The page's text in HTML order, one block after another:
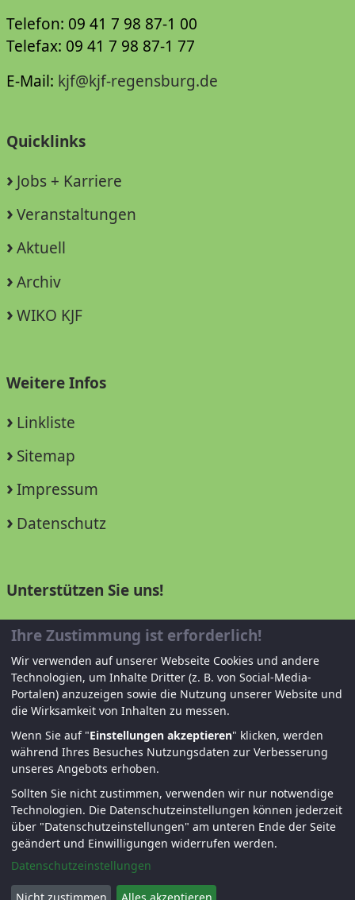
Telefon: 09 41 7 98 87-1 00
Telefax: 09 41 7 98 87-1 77
E-Mail: kjf@kjf-regensburg.de
Quicklinks
Jobs + Karriere
Veranstaltungen
Aktuell
Archiv
WIKO KJF
Weitere Infos
Linkliste
Sitemap
Impressum
Datenschutz
Unterstützen Sie uns!
Mitglied werden
Spenden und helfen
© KJF Regensburg – Alle Rechte vorbehalten. |
Fernwartung|Anmelden
Ihre Zustimmung ist erforderlich!
Wir verwenden auf unserer Webseite Cookies und andere
Technologien, um Inhalte Dritter (z. B. von Social-Media-
Portalen) anzuzeigen sowie die Nutzung unserer Website und
die Wirksamkeit von Inhalten zu messen.
Wenn Sie auf "Einstellungen akzeptieren" klicken, werden
während Ihres Besuches Nutzungsdaten zur Verbesserung
unseres Angebots erhoben.
Sollten Sie nicht zustimmen, verwenden wir nur notwendige
Technologien. Die Datenschutzeinstellungen können jederzeit
über "Datenschutzeinstellungen" am unteren Ende der Seite
geändert und Einwilligungen widerrufen werden.
Datenschutzeinstellungen